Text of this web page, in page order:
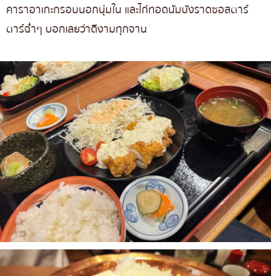
คาราอาเกะกรอบนอกนุ่มใน และไก่ทอดนัมบังราดซอสตาร์
ตาร์ฉ่ำๆ บอกเลยว่าดีงามทุกจาน